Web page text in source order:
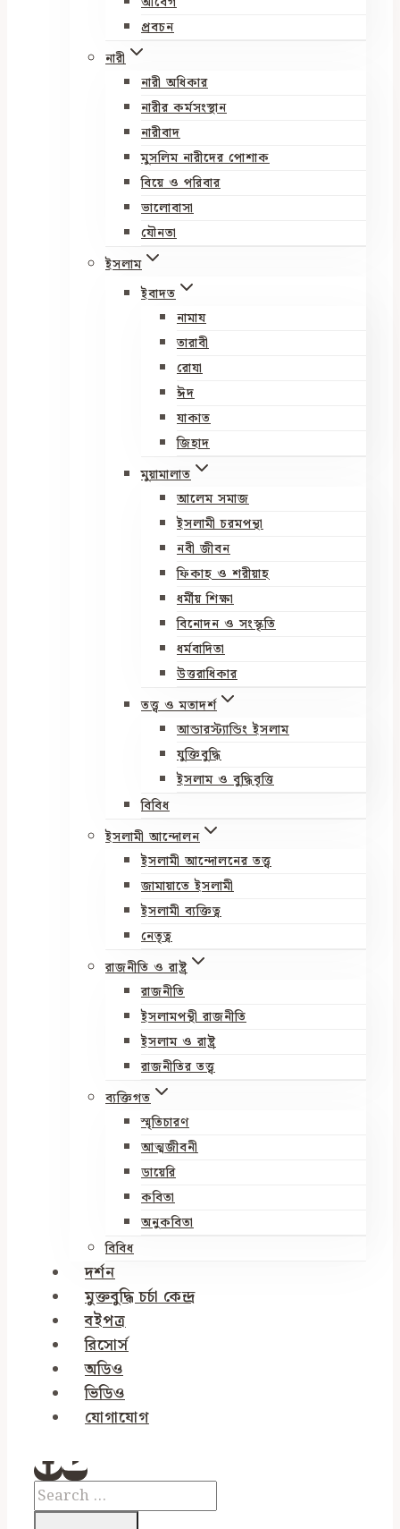
প্রবচন
নারী
নারী অধিকার
নারীর কর্মসংস্থান
নারীবাদ
মুসলিম নারীদের পোশাক
বিয়ে ও পরিবার
ভালোবাসা
যৌনতা
ইসলাম
ইবাদত
নামায
তারাবী
রোযা
ঈদ
যাকাত
জিহাদ
মুয়ামালাত
আলেম সমাজ
ইসলামী চরমপন্থা
নবী জীবন
ফিকাহ ও শরীয়াহ
ধর্মীয় শিক্ষা
বিনোদন ও সংস্কৃতি
ধর্মবাদিতা
উত্তরাধিকার
তত্ত্ব ও মতাদর্শ
আন্ডারস্ট্যান্ডিং ইসলাম
যুক্তিবুদ্ধি
ইসলাম ও বুদ্ধিবৃত্তি
বিবিধ
ইসলামী আন্দোলন
ইসলামী আন্দোলনের তত্ত্ব
জামায়াতে ইসলামী
ইসলামী ব্যক্তিত্ব
নেতৃত্ব
রাজনীতি ও রাষ্ট্র
রাজনীতি
ইসলামপন্থী রাজনীতি
ইসলাম ও রাষ্ট্র
রাজনীতির তত্ত্ব
ব্যক্তিগত
স্মৃতিচারণ
আত্মজীবনী
ডায়েরি
কবিতা
অনুকবিতা
বিবিধ
দর্শন
মুক্তবুদ্ধি চর্চা কেন্দ্র
বইপত্র
রিসোর্স
অডিও
ভিডিও
যোগাযোগ
Search
for: